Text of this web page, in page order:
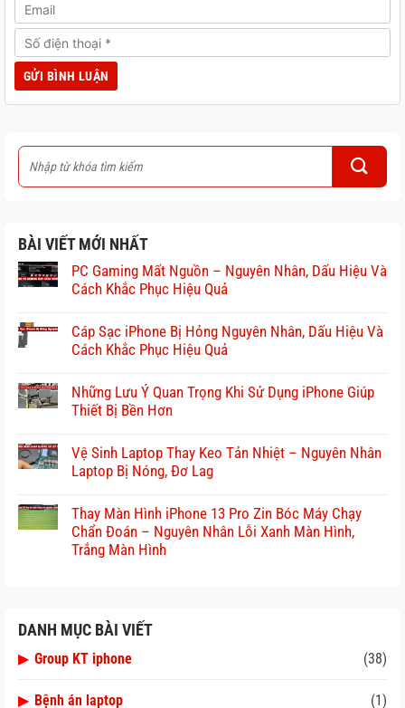
BÀI VIẾT MỚI NHẤT
PC Gaming Mất Nguồn – Nguyên Nhân, Dấu Hiệu Và
Cách Khắc Phục Hiệu Quả
Cáp Sạc iPhone Bị Hỏng Nguyên Nhân, Dấu Hiệu Và
Cách Khắc Phục Hiệu Quả
Những Lưu Ý Quan Trọng Khi Sử Dụng iPhone Giúp
Thiết Bị Bền Hơn
Vệ Sinh Laptop Thay Keo Tản Nhiệt – Nguyên Nhân
Laptop Bị Nóng, Đơ Lag
Thay Màn Hình iPhone 13 Pro Zin Bóc Máy Chạy
Chẩn Đoán – Nguyên Nhân Lỗi Xanh Màn Hình,
Trắng Màn Hình
DANH MỤC BÀI VIẾT
▶ Group KT iphone (38)
▶ Bệnh án laptop (1)